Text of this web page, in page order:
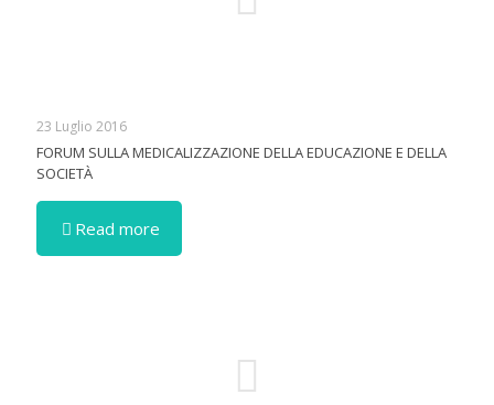
23 Luglio 2016
FORUM SULLA MEDICALIZZAZIONE DELLA EDUCAZIONE E DELLA
SOCIETÀ
Read more